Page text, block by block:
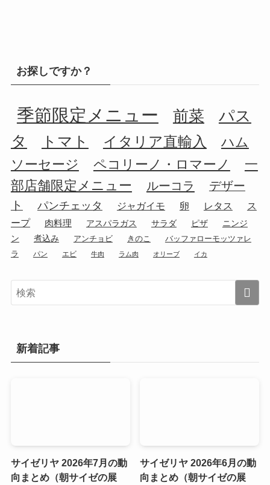
お探しですか？
季節限定メニュー 前菜
パス
タ
トマト イタリア直輸入
ハム
ソーセージ
ペコリーノ・ロマーノ
一
部店舗限定メニュー
ルーコラ
デザー
ト
パンチェッタ ジャガイモ 卵 レタス
ス
ープ
肉料理 アスパラガス サラダ ピザ
ニンジ
ン
煮込み アンチョビ きのこ
バッファローモッツァレ
ラ
パン エビ 牛肉 ラム肉 オリーブ イカ
新着記事
サイゼリヤ 2026年7月の動
向まとめ（朝サイゼの展
サイゼリヤ 2026年6月の動
向まとめ（朝サイゼの展